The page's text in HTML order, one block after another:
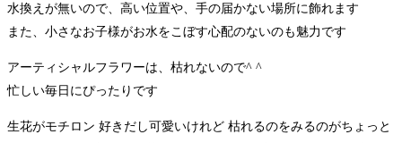
水換えが無いので、高い位置や、手の届かない場所に飾れます
また、小さなお子様がお水をこぼす心配のないのも魅力です
アーティシャルフラワーは、枯れないので^ ^
忙しい毎日にぴったりです
生花がモチロン 好きだし可愛いけれど 枯れるのをみるのがちょっと